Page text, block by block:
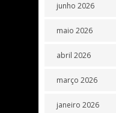
junho 2026
maio 2026
abril 2026
março 2026
janeiro 2026